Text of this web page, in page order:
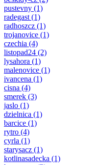
pustevny (1)
radegast (1)
radhoszcz (1)
trojanovice (1)
czechia (4)
listopad24 (2)
lysahora (1)
malenovice (1)
ivancena (1)
cisna (4)
smerek (3)
jaslo (1)
dzielnica (1)
barcice (1)
rytro (4)
cyrla (1)
starysacz (1)
kotlinasadecka (1)